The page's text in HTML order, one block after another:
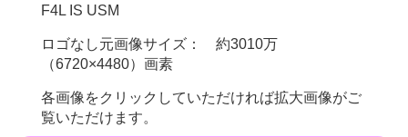
F4L IS USM
ロゴなし元画像サイズ： 約3010万
（6720×4480）画素
各画像をクリックしていただければ拡大画像がご
覧いただけます。